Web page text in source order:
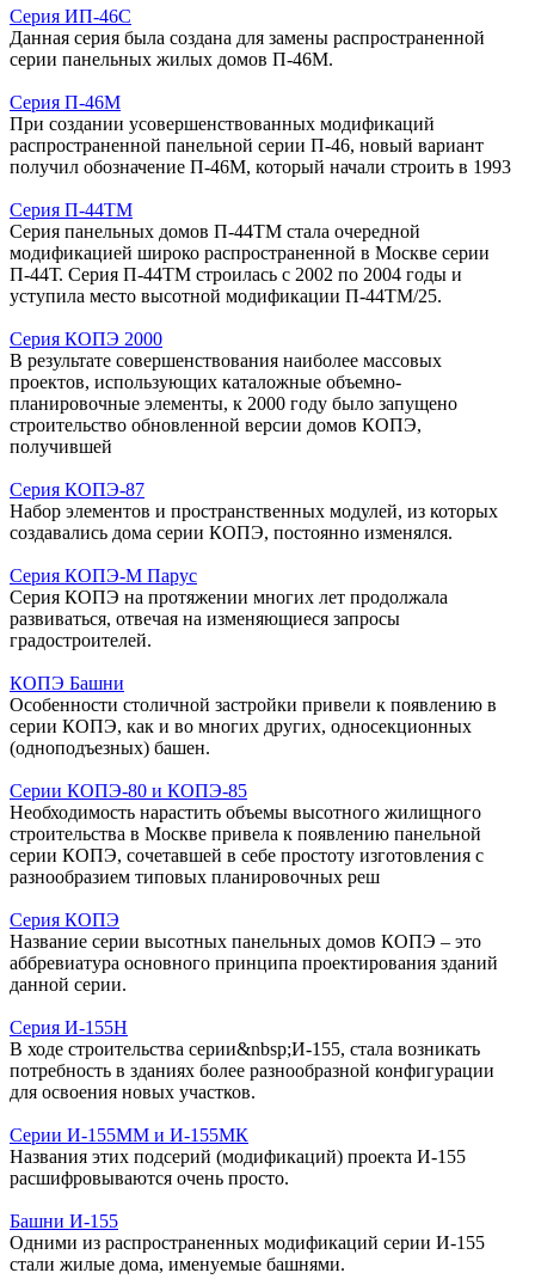
Серия ИП-46С
Данная серия была создана для замены распространенной
серии панельных жилых домов П-46М.
Серия П-46М
При создании усовершенствованных модификаций
распространенной панельной серии П-46, новый вариант
получил обозначение П-46М, который начали строить в 1993
Серия П-44ТМ
Серия панельных домов П-44ТМ стала очередной
модификацией широко распространенной в Москве серии
П-44Т. Серия П-44ТМ строилась с 2002 по 2004 годы и
уступила место высотной модификации П-44ТМ/25.
Серия КОПЭ 2000
В результате совершенствования наиболее массовых
проектов, использующих каталожные объемно-
планировочные элементы, к 2000 году было запущено
строительство обновленной версии домов КОПЭ,
получившей
Серия КОПЭ-87
Набор элементов и пространственных модулей, из которых
создавались дома серии КОПЭ, постоянно изменялся.
Серия КОПЭ-М Парус
Серия КОПЭ на протяжении многих лет продолжала
развиваться, отвечая на изменяющиеся запросы
градостроителей.
КОПЭ Башни
Особенности столичной застройки привели к появлению в
серии КОПЭ, как и во многих других, односекционных
(одноподъезных) башен.
Серии КОПЭ-80 и КОПЭ-85
Необходимость нарастить объемы высотного жилищного
строительства в Москве привела к появлению панельной
серии КОПЭ, сочетавшей в себе простоту изготовления с
разнообразием типовых планировочных реш
Серия КОПЭ
Название серии высотных панельных домов КОПЭ – это
аббревиатура основного принципа проектирования зданий
данной серии.
Серия И-155Н
В ходе строительства серии&nbsp;И-155, стала возникать
потребность в зданиях более разнообразной конфигурации
для освоения новых участков.
Серии И-155ММ и И-155МК
Названия этих подсерий (модификаций) проекта И-155
расшифровываются очень просто.
Башни И-155
Одними из распространенных модификаций серии И-155
стали жилые дома, именуемые башнями.